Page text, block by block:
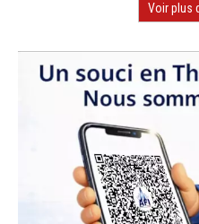
Voir plus